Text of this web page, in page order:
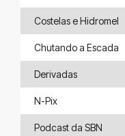
Costelas e Hidromel
Chutando a Escada
Derivadas
N-Pix
Podcast da SBN